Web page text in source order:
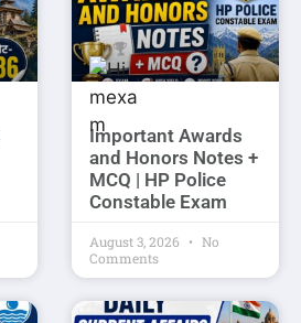
Important Awards
and Honors Notes +
MCQ | HP Police
Constable Exam
August 3, 2026
No
Comments